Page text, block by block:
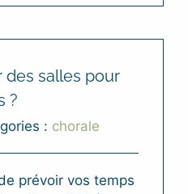
des salles pour
?
: chorale
prévoir vos temps